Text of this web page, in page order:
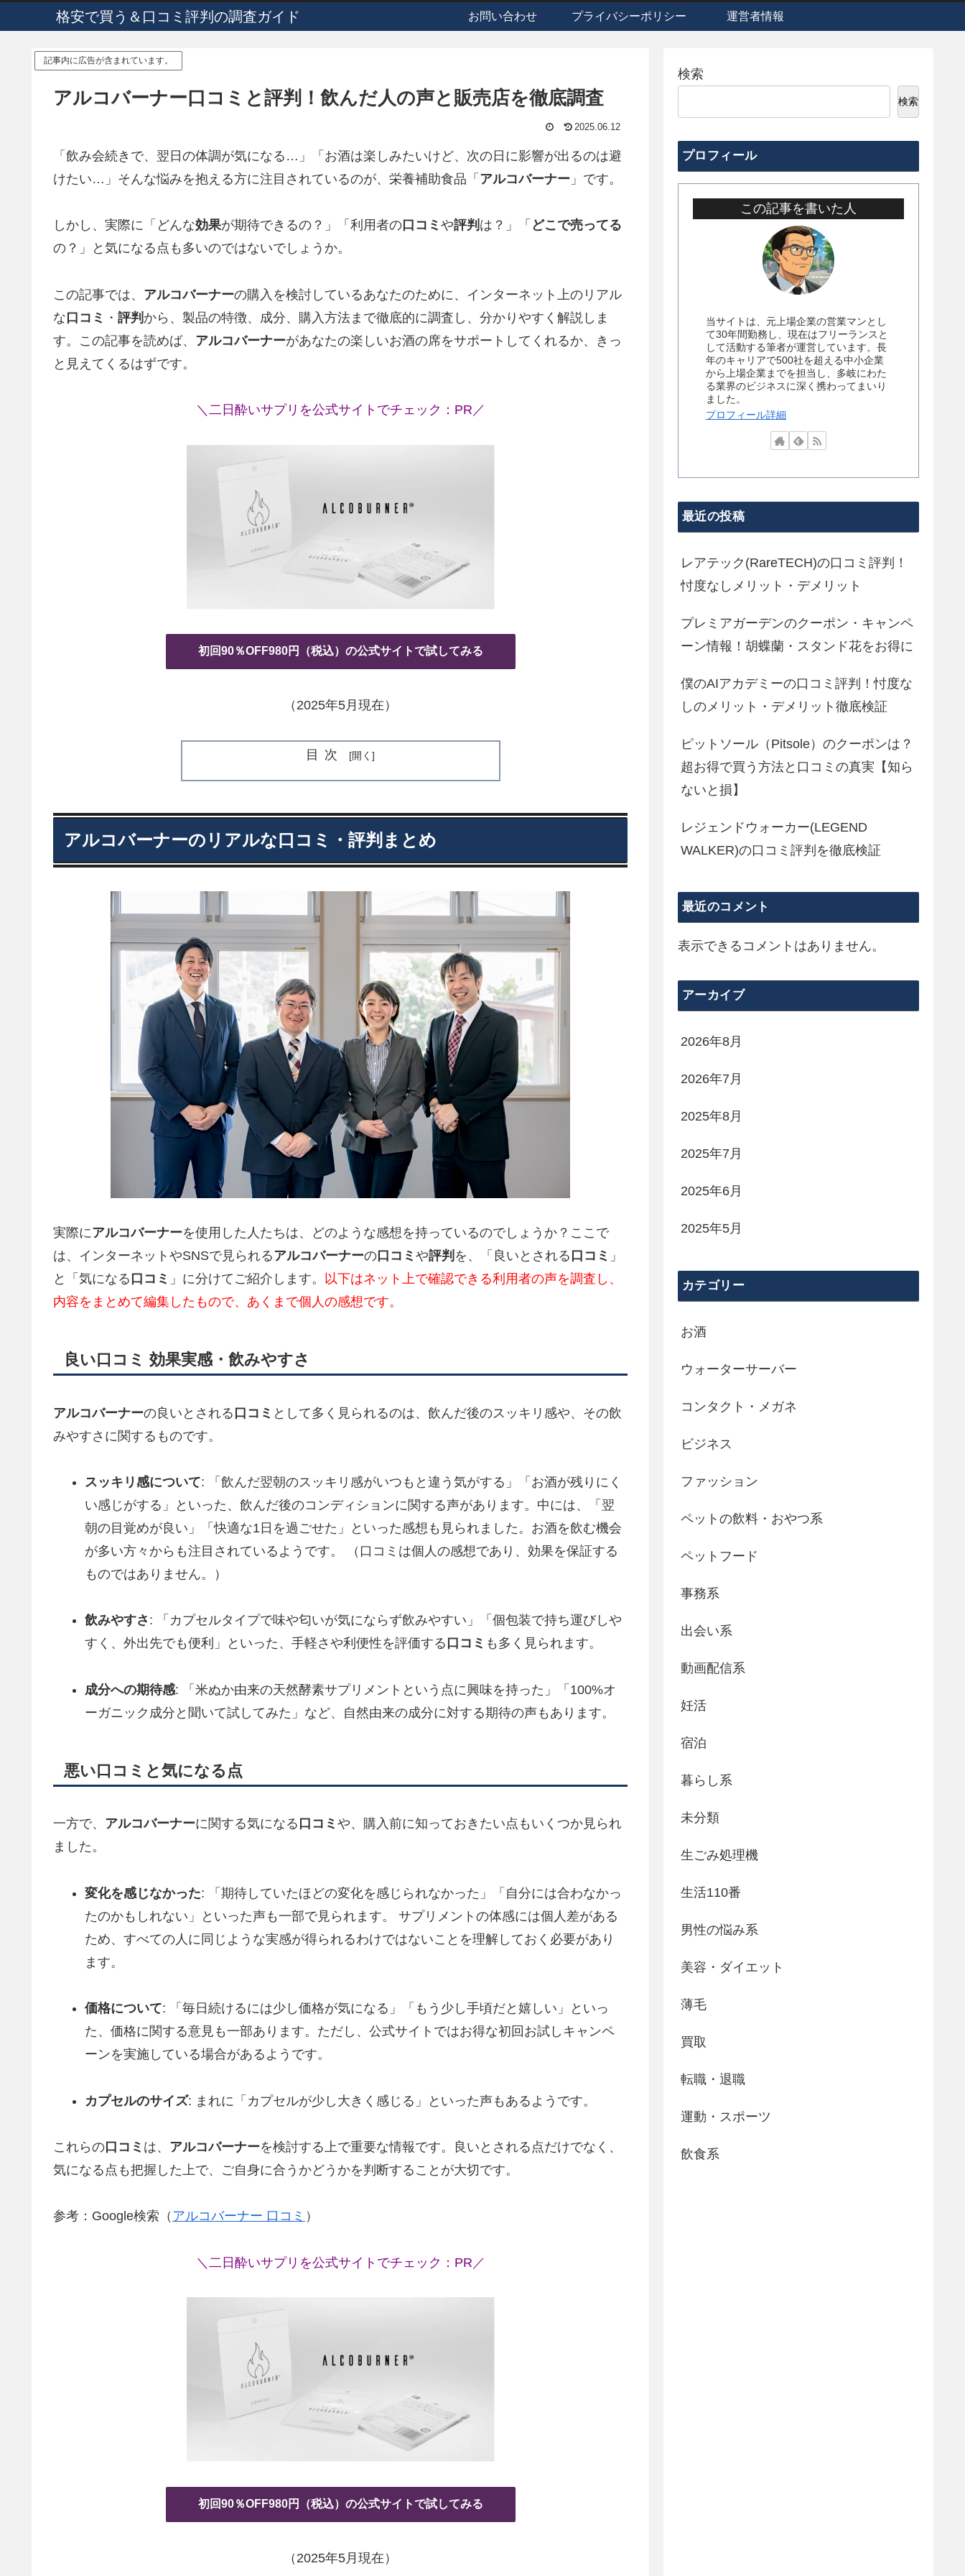
格安で買う＆口コミ評判の調査ガイド お問い合わせ プライバシーポリシー 運営者情報
記事内に広告が含まれています。
アルコバーナー口コミと評判！飲んだ人の声と販売店を徹底調査
2025.06.12
「飲み会続きで、翌日の体調が気になる…」「お酒は楽しみたいけど、次の日に影響が出るのは避
けたい…」そんな悩みを抱える方に注目されているのが、栄養補助食品「 アルコバーナー 」です。
しかし、実際に「どんな効果が期待できるの？」「利用者の 口コミ や評判 は？」「 どこで売ってる
の？」と気になる点も多いのではないでしょうか。
この記事では、 アルコバーナーの購入を検討しているあなたのために、インターネット上のリアル
な口コミ ・ 評判 から、製品の特徴、成分、購入方法まで徹底的に調査し、分かりやすく解説しま
す。この記事を読めば、 アルコバーナーがあなたの楽しいお酒の席をサポートしてくれるか、きっ
と見えてくるはずです。
＼二日酔いサプリを公式サイトでチェック：PR／
初回90％OFF980円（税込）の公式サイトで試してみる
（2025年5月現在）
目次
アルコバーナーのリアルな口コミ・評判まとめ
実際にアルコバーナーを使用した人たちは、どのような感想を持っているのでしょうか？ここで
は、インターネットやSNSで見られるアルコバーナーの 口コミ や評判 を、「良いとされる 口コミ 」
と「気になる 口コミ 」に分けてご紹介します。 以下はネット上で確認できる利用者の声を調査し、
内容をまとめて編集したもので、あくまで個人の感想です。
良い口コミ 効果実感・飲みやすさ
アルコバーナーの良いとされる 口コミ として多く見られるのは、飲んだ後のスッキリ感や、その飲
みやすさに関するものです。
スッキリ感について: 「飲んだ翌朝のスッキリ感がいつもと違う気がする」「お酒が残りにく
い感じがする」といった、飲んだ後のコンディションに関する声があります。中には、「翌
朝の目覚めが良い」「快適な1日を過ごせた」といった感想も見られました。お酒を飲む機会
が多い方々からも注目されているようです。 （口コミは個人の感想であり、効果を保証する
ものではありません。）
飲みやすさ : 「カプセルタイプで味や匂いが気にならず飲みやすい」「個包装で持ち運びしや
すく、外出先でも便利」といった、手軽さや利便性を評価する 口コミ も多く見られます。
成分への期待感: 「米ぬか由来の天然酵素サプリメントという点に興味を持った」「100%オ
ーガニック成分と聞いて試してみた」など、自然由来の成分に対する期待の声もあります。
悪い口コミと気になる点
一方で、 アルコバーナーに関する気になる 口コミ や、購入前に知っておきたい点もいくつか見られ
ました。
変化を感じなかった: 「期待していたほどの変化を感じられなかった」「自分には合わなかっ
たのかもしれない」といった声も一部で見られます。 サプリメントの体感には個人差がある
ため、すべての人に同じような実感が得られるわけではないことを理解しておく必要があり
ます。
価格について: 「毎日続けるには少し価格が気になる」「もう少し手頃だと嬉しい」といっ
た、価格に関する意見も一部あります。ただし、公式サイトではお得な初回お試しキャンペ
ーンを実施している場合があるようです。
カプセルのサイズ: まれに「カプセルが少し大きく感じる」といった声もあるようです。
これらの 口コミ は、 アルコバーナーを検討する上で重要な情報です。良いとされる点だけでなく、
気になる点も把握した上で、ご自身に合うかどうかを判断することが大切です。
参考：Google検索（ アルコバーナー 口コミ ）
＼二日酔いサプリを公式サイトでチェック：PR／
初回90％OFF980円（税込）の公式サイトで試してみる
（2025年5月現在）
検索
検索
プロフィール
この記事を書いた人
当サイトは、元上場企業の営業マンとし
て30年間勤務し、現在はフリーランスと
して活動する筆者が運営しています。長
年のキャリアで500社を超える中小企業
から上場企業までを担当し、多岐にわた
る業界のビジネスに深く携わってまいり
ました。
プロフィール詳細
最近の投稿
レアテック(RareTECH)の口コミ評判！
忖度なしメリット・デメリット
プレミアガーデンのクーポン・キャンペ
ーン情報！胡蝶蘭・スタンド花をお得に
僕のAIアカデミーの口コミ評判！忖度な
しのメリット・デメリット徹底検証
ピットソール（Pitsole）のクーポンは？
超お得で買う方法と口コミの真実【知ら
ないと損】
レジェンドウォーカー(LEGEND
WALKER)の口コミ評判を徹底検証
最近のコメント
表示できるコメントはありません。
アーカイブ
2026年8月
2026年7月
2025年8月
2025年7月
2025年6月
2025年5月
カテゴリー
お酒
ウォーターサーバー
コンタクト・メガネ
ビジネス
ファッション
ペットの飲料・おやつ系
ペットフード
事務系
出会い系
動画配信系
妊活
宿泊
暮らし系
未分類
生ごみ処理機
生活110番
男性の悩み系
美容・ダイエット
薄毛
買取
転職・退職
運動・スポーツ
飲食系